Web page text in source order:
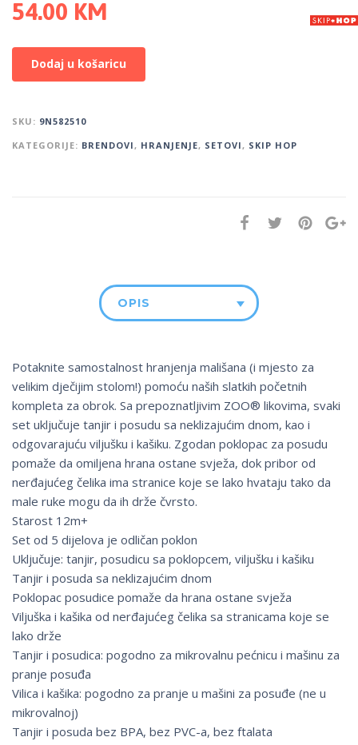
54.00 KM
Dodaj u košaricu
SKU: 9N582510
KATEGORIJE: BRENDOVI, HRANJENJE, SETOVI, SKIP HOP
OPIS
Potaknite samostalnost hranjenja mališana (i mjesto za
velikim dječijim stolom!) pomoću naših slatkih početnih
kompleta za obrok. Sa prepoznatljivim ZOO® likovima, svaki
set uključuje tanjir i posudu sa neklizajućim dnom, kao i
odgovarajuću viljušku i kašiku. Zgodan poklopac za posudu
pomaže da omiljena hrana ostane svježa, dok pribor od
nerđajućeg čelika ima stranice koje se lako hvataju tako da
male ruke mogu da ih drže čvrsto.
Starost 12m+
Set od 5 dijelova je odličan poklon
Uključuje: tanjir, posudicu sa poklopcem, viljušku i kašiku
Tanjir i posuda sa neklizajućim dnom
Poklopac posudice pomaže da hrana ostane svježa
Viljuška i kašika od nerđajućeg čelika sa stranicama koje se
lako drže
Tanjir i posudica: pogodno za mikrovalnu pećnicu i mašinu za
pranje posuđa
Vilica i kašika: pogodno za pranje u mašini za posuđe (ne u
mikrovalnoj)
Tanjir i posuda bez BPA, bez PVC-a, bez ftalata